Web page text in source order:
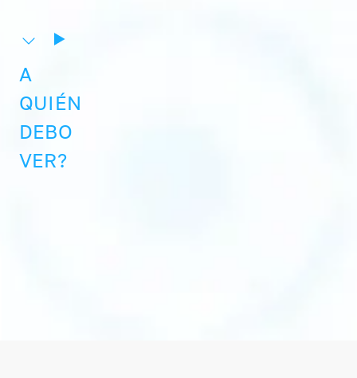
A
QUIÉN
DEBO
VER?